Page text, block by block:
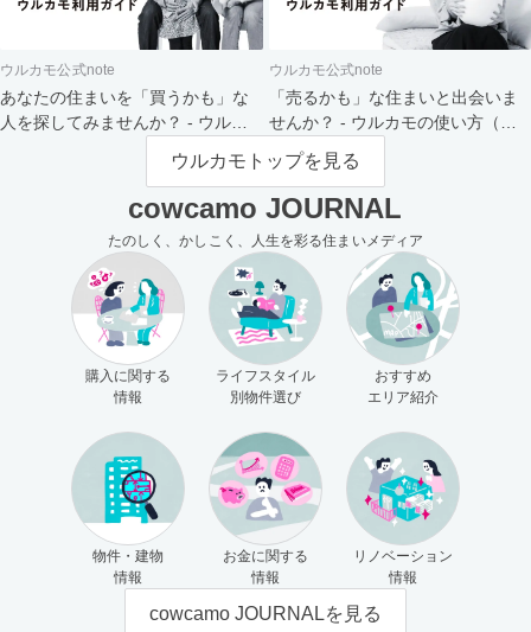
ウルカモ公式note
あなたの住まいを「買うかも」な
人を探してみませんか？ - ウルカ
ウルカモ公式note
「売るかも」な住まいと出会いま
せんか？ - ウルカモの使い方（買
主さま向け）
ウルカモトップを見る
cowcamo JOURNAL
たのしく、かしこく、人生を彩る住まいメディア
購入に関する
情報
ライフスタイル
別物件選び
おすすめ
エリア紹介
物件・建物
情報
お金に関する
情報
リノベーション
情報
cowcamo JOURNALを見る